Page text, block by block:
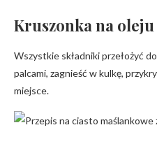
Kruszonka na
Wszystkie składniki przełożyć
palcami, zagnieść w kulkę,
miejsce.